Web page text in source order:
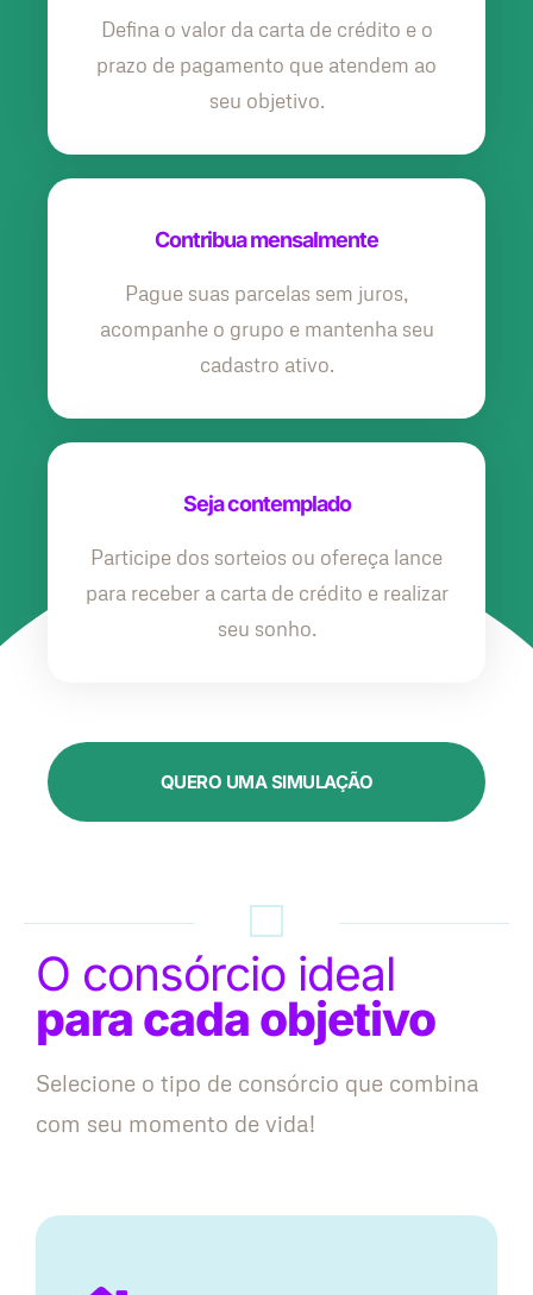
Defina o valor da carta de crédito e o
prazo de pagamento que atendem ao
seu objetivo.
Contribua mensalmente
Pague suas parcelas sem juros,
acompanhe o grupo e mantenha seu
cadastro ativo.
Seja contemplado
Participe dos sorteios ou ofereça lance
para receber a carta de crédito e realizar
seu sonho.
QUERO UMA SIMULAÇÃO
O consórcio ideal
para cada objetivo
Selecione o tipo de consórcio que combina
com seu momento de vida!